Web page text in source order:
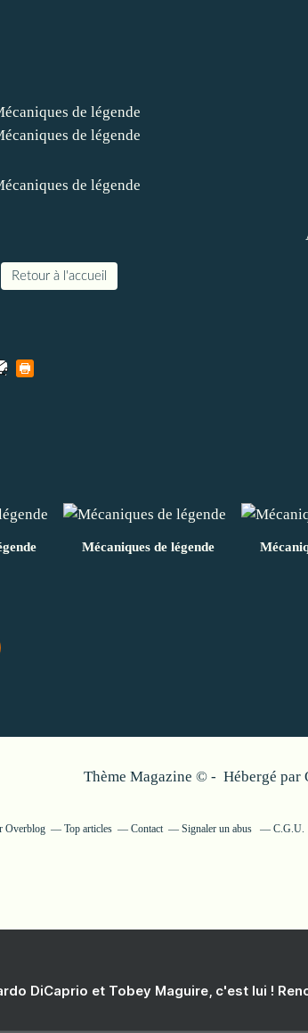
Retour à l'accueil
Mécaniques de légende
Thème Magazine © - Hébergé par
Overblog Top articles Contact Signaler un abus C.G.U.
DiCaprio et Tobey Maguire, c'est lui !